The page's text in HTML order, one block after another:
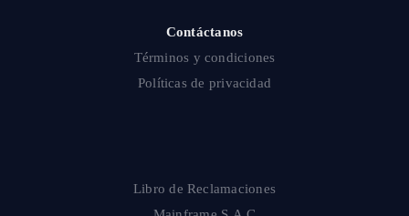
Contáctanos
Términos y condiciones
Políticas de privacidad
Libro de Reclamaciones